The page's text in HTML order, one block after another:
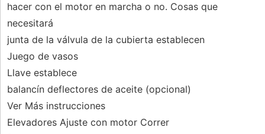
hacer con el motor en marcha o no. Cosas que
necesitará
junta de la válvula de la cubierta establecen
Juego de vasos
Llave establece
balancín deflectores de aceite (opcional)
Ver Más instrucciones
Elevadores Ajuste con motor Correr